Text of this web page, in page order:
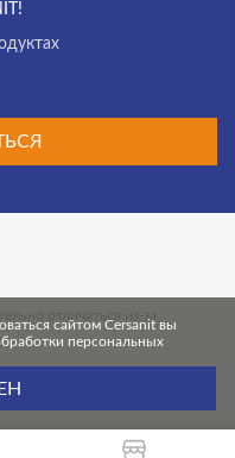
отличаться из-за
сайтом Cersanit вы
персональных